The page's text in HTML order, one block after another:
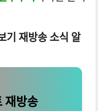
재방송 소식 알
재방송